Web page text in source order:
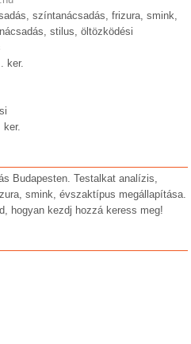
színtanácsadás, frizura, smink,
stilus, öltözködési
ker.
ker.
Budapesten. Testalkat analízis,
smink, évszaktípus megállapítása.
hogyan kezdj hozzá keress meg!